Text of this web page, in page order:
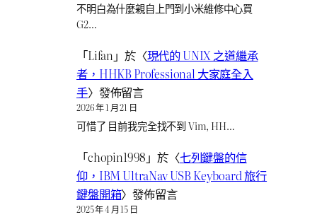
不明白為什麼親自上門到小米維修中心買
G2…
「Lifan 」於〈現代的 UNIX 之道繼承
者，HHKB Professional 大家庭全入
手〉發佈留言
2026 年 1 月 21 日
可惜了 目前我完全找不到 Vim, HH…
「chopin1998 」於〈七列鍵盤的信
仰，IBM UltraNav USB Keyboard 旅行
鍵盤開箱〉發佈留言
2025 年 4 月 15 日